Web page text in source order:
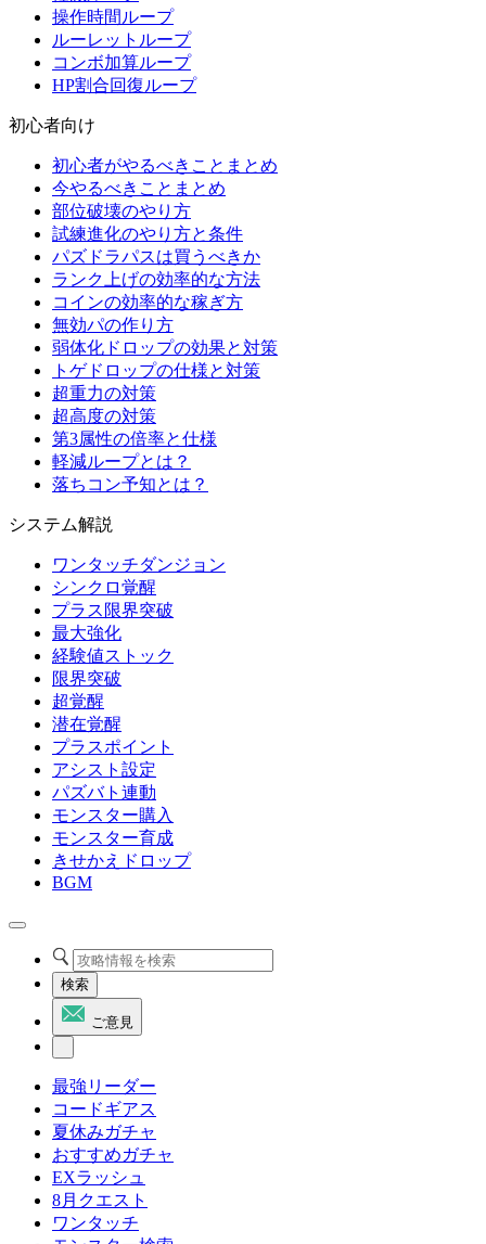
操作時間ループ
ルーレットループ
コンボ加算ループ
HP割合回復ループ
初心者向け
初心者がやるべきことまとめ
今やるべきことまとめ
部位破壊のやり方
試練進化のやり方と条件
パズドラパスは買うべきか
ランク上げの効率的な方法
コインの効率的な稼ぎ方
無効パの作り方
弱体化ドロップの効果と対策
トゲドロップの仕様と対策
超重力の対策
超高度の対策
第3属性の倍率と仕様
軽減ループとは？
落ちコン予知とは？
システム解説
ワンタッチダンジョン
シンクロ覚醒
プラス限界突破
最大強化
経験値ストック
限界突破
超覚醒
潜在覚醒
プラスポイント
アシスト設定
パズバト連動
モンスター購入
モンスター育成
きせかえドロップ
BGM
検索
ご意見
最強リーダー
コードギアス
夏休みガチャ
おすすめガチャ
EXラッシュ
8月クエスト
ワンタッチ